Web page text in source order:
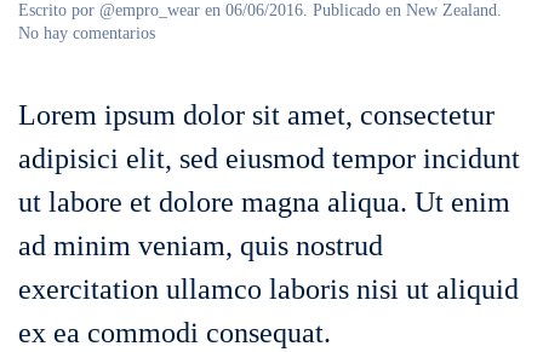
Escrito por @empro_wear en 06/06/2016. Publicado en New Zealand.
No hay comentariosen
surfing
Lorem ipsum dolor sit amet, consectetur
adipisici elit, sed eiusmod tempor incidunt
ut labore et dolore magna aliqua. Ut enim
ad minim veniam, quis nostrud
exercitation ullamco laboris nisi ut aliquid
ex ea commodi consequat.